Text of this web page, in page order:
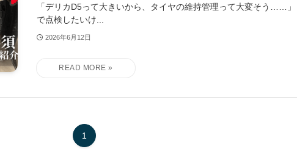
「デリカD5って大きいから、タイヤの維持管理って大変そう……
で点検したいけ...
2026年6月12日
1